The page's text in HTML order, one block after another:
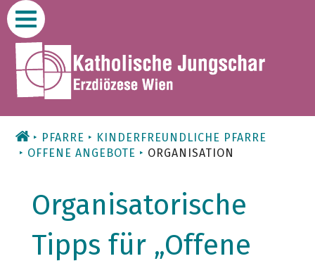
Zum
Inhalt
PFARRE
KINDERFREUNDLICHE PFARRE
OFFENE ANGEBOTE
ORGANISATION
Organisatorische
Tipps für „Offene